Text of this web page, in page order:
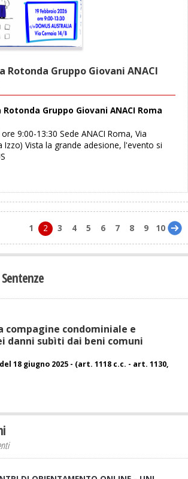
Rotonda Gruppo Giovani ANACI
Rotonda Gruppo Giovani ANACI Roma
9:00-13:30 Sede ANACI Roma, Via
Izzo) Vista la grande adesione, l'evento si
1 2 3 4 5 6 7 8 9 10
compagine condominiale e
danni subìti dai beni comuni
18 giugno 2025 - (art. 1118 c.c. - art. 1130,